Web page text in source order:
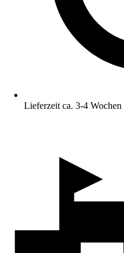
Lieferzeit ca. 3-4 Wochen